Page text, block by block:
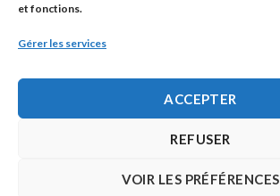
et fonctions.
Gérer les services
ACCEPTER
REFUSER
VOIR LES PRÉFÉRENCES
Adresse à utiliser pour les envois en AR.
Politique de confidentialité